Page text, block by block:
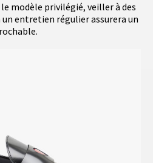
modèle privilégié, veiller à des
entretien régulier assurera un